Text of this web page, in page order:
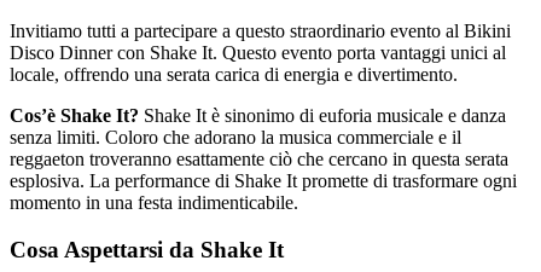
Invitiamo tutti a partecipare a questo straordinario evento al Bikini
Disco Dinner con Shake It. Questo evento porta vantaggi unici al
locale, offrendo una serata carica di energia e divertimento.
Cos’è Shake It? Shake It è sinonimo di euforia musicale e danza
senza limiti. Coloro che adorano la musica commerciale e il
reggaeton troveranno esattamente ciò che cercano in questa serata
esplosiva. La performance di Shake It promette di trasformare ogni
momento in una festa indimenticabile.
Cosa Aspettarsi da Shake It